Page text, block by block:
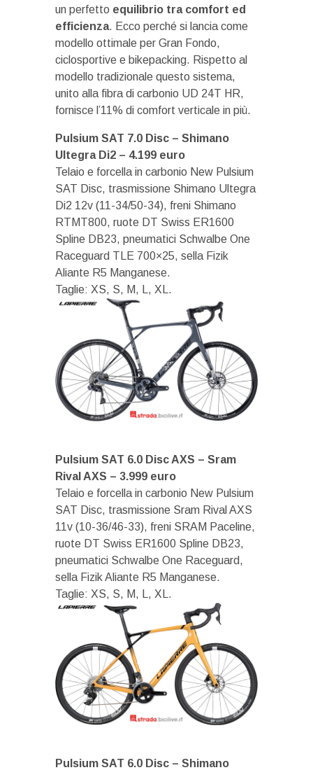
un perfetto equilibrio tra comfort ed
efficienza. Ecco perché si lancia come
modello ottimale per Gran Fondo,
ciclosportive e bikepacking. Rispetto al
modello tradizionale questo sistema,
unito alla fibra di carbonio UD 24T HR,
fornisce l’11% di comfort verticale in più.
Pulsium SAT 7.0 Disc – Shimano
Ultegra Di2 – 4.199 euro
Telaio e forcella in carbonio New Pulsium
SAT Disc, trasmissione Shimano Ultegra
Di2 12v (11-34/50-34), freni Shimano
RTMT800, ruote DT Swiss ER1600
Spline DB23, pneumatici Schwalbe One
Raceguard TLE 700×25, sella Fizik
Aliante R5 Manganese.
Taglie: XS, S, M, L, XL.
Pulsium SAT 6.0 Disc AXS – Sram
Rival AXS – 3.999 euro
Telaio e forcella in carbonio New Pulsium
SAT Disc, trasmissione Sram Rival AXS
11v (10-36/46-33), freni SRAM Paceline,
ruote DT Swiss ER1600 Spline DB23,
pneumatici Schwalbe One Raceguard,
sella Fizik Aliante R5 Manganese.
Taglie: XS, S, M, L, XL.
Pulsium SAT 6.0 Disc – Shimano